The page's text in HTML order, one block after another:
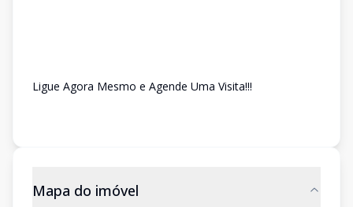
Ligue Agora Mesmo e Agende Uma Visita!!!
Mapa do imóvel